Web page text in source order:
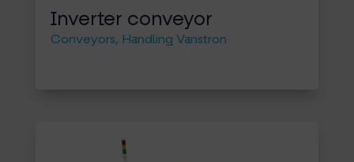
Inverter conveyor
Conveyors, Handling Vanstron